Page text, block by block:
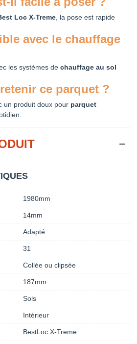
Loc X-Treme , la pose est rapide
avec le chauffage
les systèmes de chauffage au sol
ce parquet ?
un produit doux pour parquet
1980mm
14mm
Adapté
31
Collée ou clipsée
187mm
Sols
Intérieur
BestLoc X-Treme